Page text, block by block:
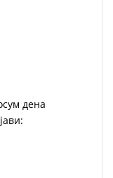
дена